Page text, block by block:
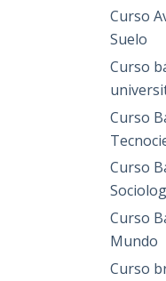
Curso
Suelo
Curso
Curso
Curso
Curso
Mundo
Curso